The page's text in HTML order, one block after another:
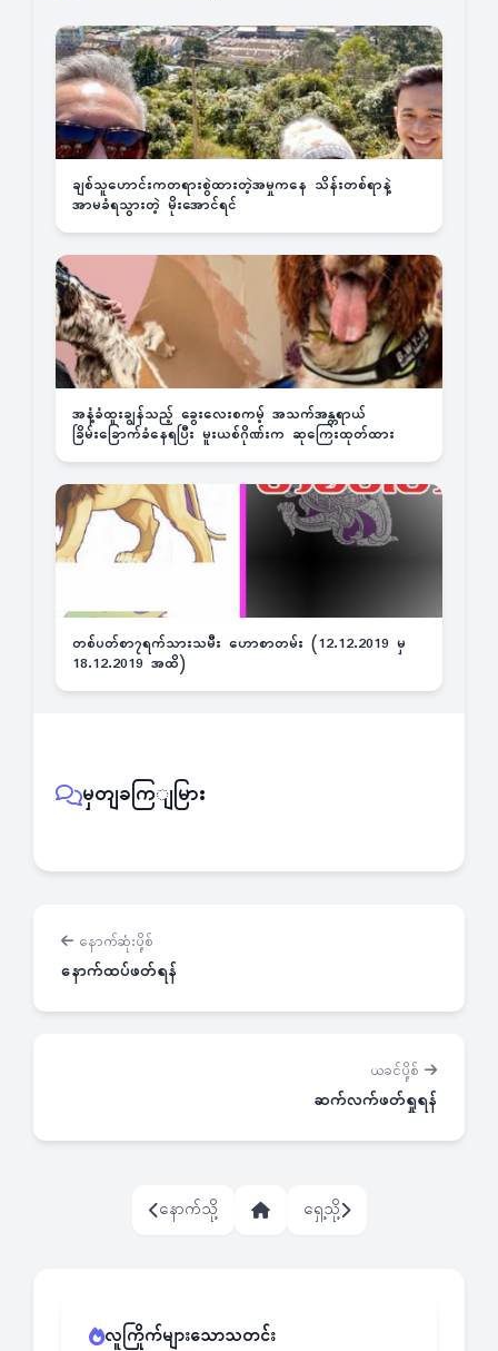
ချစ်သူဟောင်းကတရားစွဲထားတဲ့အမှုကနေ သိန်းတစ်ရာနဲ့
အာမခံရသွားတဲ့ မိုးအောင်ရင်
အနံ့ခံထူးချွန်သည့် ခွေးလေးစကမ့် အသက်အန္တရာယ်
ခြိမ်းခြောက်ခံနေရပြီး မူးယစ်ဂိုဏ်းက ဆုကြေးထုတ်ထား
တစ်ပတ်စာ၇ရက်သားသမီး ဟောစာတမ်း (12.12.2019 မှ
18.12.2019 အထိ)
မှတျခကြျမြား
နောက်ဆုံးပို့စ်
နောက်ထပ်ဖတ်ရန်
ယခင်ပို့စ်
ဆက်လက်ဖတ်ရှုရန်
နောက်သို့ ရှေ့သို့
လူကြိုက်များသောသတင်း